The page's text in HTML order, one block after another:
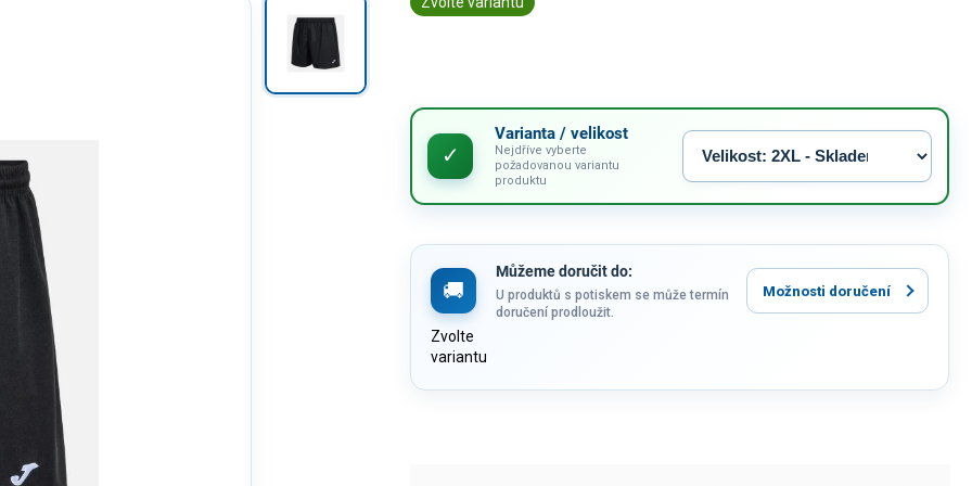
Varianta / velikost
Nejdříve vyberte
požadovanou variantu
produktu
Můžeme doručit do:
Zvolte
variantu
U produktů s potiskem se může termín
doručení prodloužit.
Možnosti doručení